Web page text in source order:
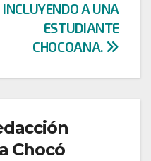
INCLUYENDO A UNA
ESTUDIANTE
CHOCOANA.
Chocó